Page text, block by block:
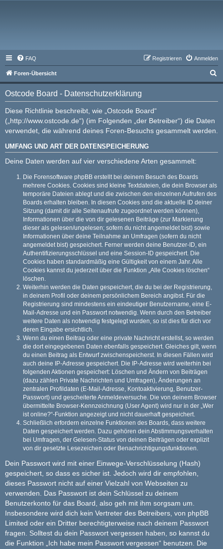
FAQ Anmelden
Registrieren
Foren-Übersicht
u
Ostcode Board - Datenschutzerklärung
Diese Richtlinie beschreibt, wie „Ostcode Board“
(„http://www.ostcode.de“) (im Folgenden „der Betreiber“) die Daten
verwendet, die während deines Foren-Besuchs gesammelt werden.
UMFANG UND ART DER DATENSPEICHERUNG
Deine Daten werden auf vier verschiedene Arten gesammelt:
Die Forensoftware phpBB erstellt bei deinem Besuch des Boards
mehrere Cookies. Cookies sind kleine Textdateien, die dein Browser als
temporäre Dateien ablegt und die zwischen den einzelnen Aufrufen des
Boards erhalten bleiben. In diesen Cookies sind die aktuelle ID deiner
Sitzung (damit dir alle Seitenaufrufe zugeordnet werden können),
Informationen über die von dir gelesenen Beiträge (zur Markierung
dieser als gelesen/ungelesen; sofern du nicht angemeldet bist) sowie
Informationen über deine Teilnahme an Umfragen (sofern du nicht
angemeldet bist) gespeichert. Ferner werden deine Benutzer-ID, ein
Authentifizierungsschlüssel und eine Session-ID gespeichert. Die
Cookies haben standardmäßig eine Gültigkeit von einem Jahr. Alle
Cookies kannst du jederzeit über die Funktion „Alle Cookies löschen“
löschen.
Weiterhin werden die Daten gespeichert, die du bei der Registrierung,
in deinem Profil oder deinem persönlichem Bereich angibst. Für die
Registrierung sind mindestens ein eindeutiger Benutzername, eine E-
Mail-Adresse und ein Passwort notwendig. Wenn durch den Betreiber
weitere Daten als notwendig festgelegt wurden, so ist dies für dich vor
deren Eingabe ersichtlich.
Wenn du einen Beitrag oder eine private Nachricht erstellst, so werden
die dort eingegebenen Daten ebenfalls gespeichert. Gleiches gilt, wenn
du einen Beitrag als Entwurf zwischenspeicherst. In diesen Fällen wird
auch deine IP-Adresse gespeichert. Die IP-Adresse wird weiterhin bei
folgenden Aktionen gespeichert: Löschen und Ändern von Beiträgen
(dazu zählen Private Nachrichten und Umfragen), Änderungen an
zentralen Profildaten (E-Mail-Adresse, Kontoaktivierung, Benutzer-
Passwort) und gescheiterte Anmeldeversuche. Die von deinem Browser
übermittelte Browser-Kennzeichnung (User Agent) wird nur in der „Wer
ist online?“-Funktion angezeigt und nicht dauerhaft gespeichert.
Schließlich erfordern einzelne Funktionen des Boards, dass weitere
Daten gespeichert werden. Dazu gehören dein Abstimmungsverhalten
bei Umfragen, der Gelesen-Status von deinen Beiträgen oder explizit
von dir gesetzte Lesezeichen oder Benachrichtigungsfunktionen.
Dein Passwort wird mit einer Einwege-Verschlüsselung (Hash)
gespeichert, so dass es sicher ist. Jedoch wird dir empfohlen,
dieses Passwort nicht auf einer Vielzahl von Webseiten zu
verwenden. Das Passwort ist dein Schlüssel zu deinem
Benutzerkonto für das Board, also geh mit ihm sorgsam um.
Insbesondere wird dich kein Vertreter des Betreibers, von phpBB
Limited oder ein Dritter berechtigterweise nach deinem Passwort
fragen. Solltest du dein Passwort vergessen haben, so kannst du
die Funktion „Ich habe mein Passwort vergessen“ benutzen. Die